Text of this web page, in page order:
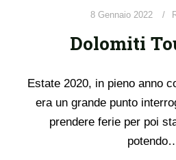
8 Gennaio 2022
Dolomiti
Estate 2020, in pieno anno
era un grande punto
prendere ferie per poi